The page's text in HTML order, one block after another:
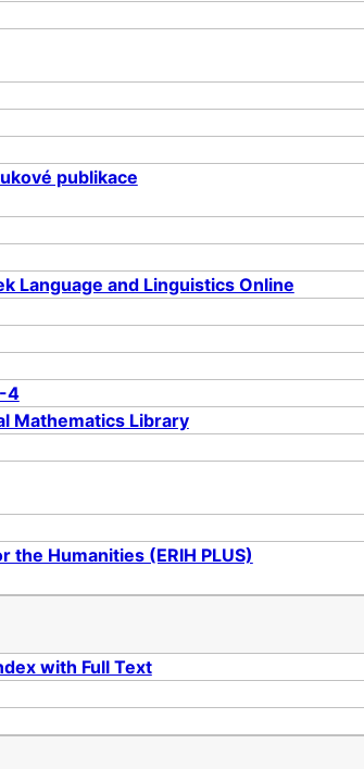
publikace
Language and Linguistics Online
4
Mathematics Library
the Humanities (ERIH PLUS)
with Full Text